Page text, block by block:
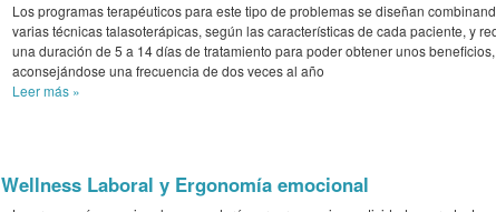
Los programas terapéuticos para este tipo de problemas se diseñan
varias técnicas talasoterápicas, según las características de cada paciente, y
una duración de 5 a 14 días de tratamiento para poder obtener unos beneficios,
aconsejándose una frecuencia de dos veces al año
Leer más »
Wellness Laboral y Ergonomía emocional